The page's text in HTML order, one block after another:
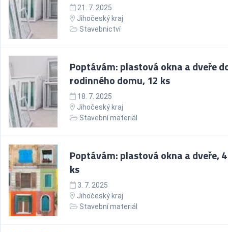
21. 7. 2025
Jihočeský kraj
Stavebnictví
Poptávám: plastová okna a dveře
rodinného domu, 12 ks
18. 7. 2025
Jihočeský kraj
Stavební materiál
Poptávám: plastová okna a dveře,
ks
3. 7. 2025
Jihočeský kraj
Stavební materiál